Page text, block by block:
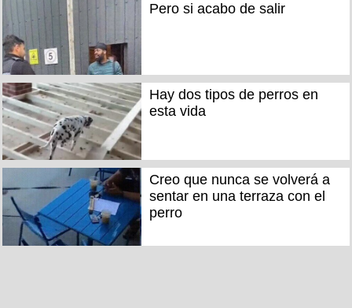
Pero si acabo de salir
Hay dos tipos de perros en
esta vida
Creo que nunca se volverá a
sentar en una terraza con el
perro